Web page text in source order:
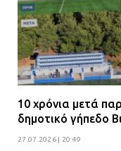
10 χρόνια μετά
δημοτικό γήπεδο
27.07.2026 | 20:49